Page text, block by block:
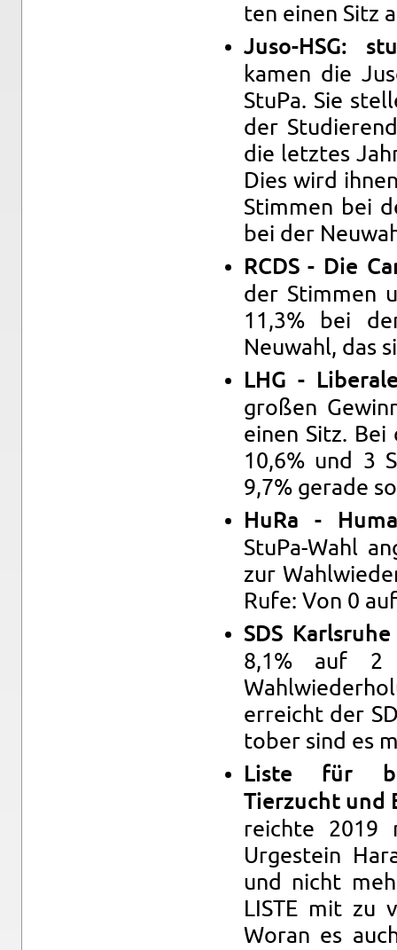
ten einen Sitz
Juso-HSG:
kamen die
StuPa. Sie
der
die let­ztes
Dies wird
Stim­men bei
bei der
RCDS - Die
der Stim­men
11,3% bei
Neuwahl, das
LHG -
großen
einen Sitz.
10,6% und 3
9,7% ger­ade
HuRa -
StuPa-Wahl
zur
Rufe: Von 0
SDS
8,1% auf 2
er­re­icht der
to­ber sind es
Liste für
Tierzucht und
re­ichte 2019
Urgestein
und nicht
LISTE mit zu
Woran es